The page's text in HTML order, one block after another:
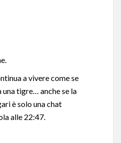
a vivere come se
una tigre… anche se la
è solo una chat
alle 22:47.